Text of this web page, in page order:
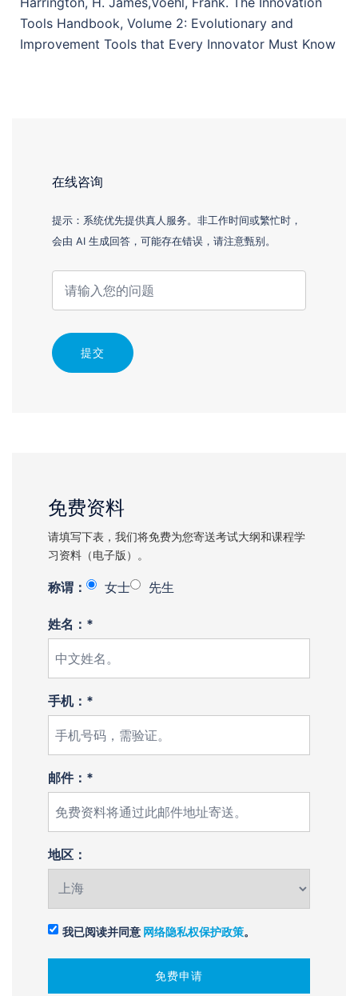
Tools Handbook, Volume 2: Evolutionary and
Improvement Tools that Every Innovator Must Know
在线咨询
提示：系统优先提供真人服务。非工作时间或繁忙时，
会由 AI 生成回答，可能存在错误，请注意甄别。
提交
免费资料
请填写下表，我们将免费为您寄送考试大纲和课程学
习资料（电子版）。
称谓： 女士 先生
姓名：*
手机：*
邮件：*
地区：
我已阅读并同意 网络隐私权保护政策。